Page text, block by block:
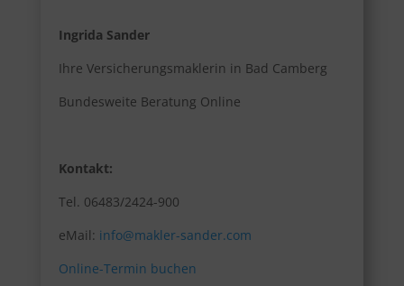
Ingrida Sander
Ihre Versicherungsmaklerin in Bad Camberg
Bundesweite Beratung Online
Kontakt:
Tel. 06483/2424-900
eMail: info@makler-sander.com
Online-Termin buchen